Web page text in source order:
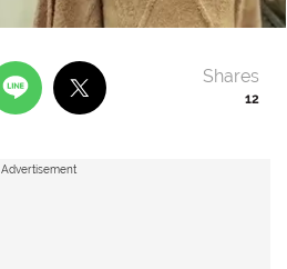
12
Shares
Advertisement